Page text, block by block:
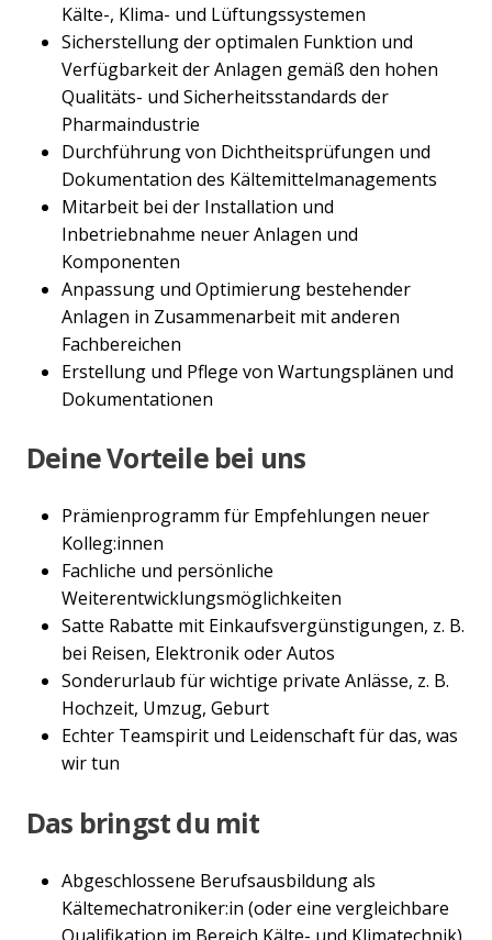
Kälte-, Klima- und Lüftungssystemen
Sicherstellung der optimalen Funktion und
Verfügbarkeit der Anlagen gemäß den hohen
Qualitäts- und Sicherheitsstandards der
Pharmaindustrie
Durchführung von Dichtheitsprüfungen und
Dokumentation des Kältemittelmanagements
Mitarbeit bei der Installation und
Inbetriebnahme neuer Anlagen und
Komponenten
Anpassung und Optimierung bestehender
Anlagen in Zusammenarbeit mit anderen
Fachbereichen
Erstellung und Pflege von Wartungsplänen und
Dokumentationen
Deine Vorteile bei uns
Prämienprogramm für Empfehlungen neuer
Kolleg:innen
Fachliche und persönliche
Weiterentwicklungsmöglichkeiten
Satte Rabatte mit Einkaufsvergünstigungen, z. B.
bei Reisen, Elektronik oder Autos
Sonderurlaub für wichtige private Anlässe, z. B.
Hochzeit, Umzug, Geburt
Echter Teamspirit und Leidenschaft für das, was
wir tun
Das bringst du mit
Abgeschlossene Berufsausbildung als
Kältemechatroniker:in (oder eine vergleichbare